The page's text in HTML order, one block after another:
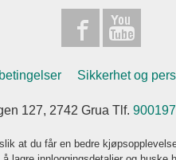
Sikkerhet og
127, 2742 Grua Tlf.
at du får en bedre